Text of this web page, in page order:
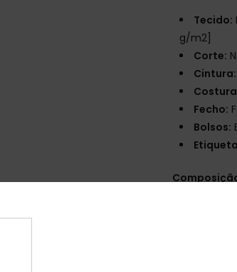
Tecido:
g/m2]
Corte:
Cintura:
Fecho:
Bolsos: